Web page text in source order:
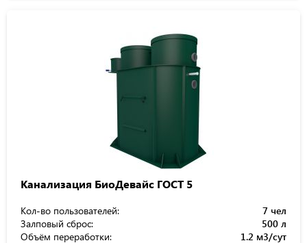
Канализация БиоДевайс ГОСТ 5
Кол-во пользователей:
7 чел
Залповый сброс:
500 л
Объём переработки:
1.2 м3/сут